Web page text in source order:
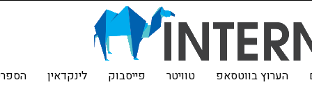
הערוץ בווטסאפ טוויטר פייסבוק לינקדאין